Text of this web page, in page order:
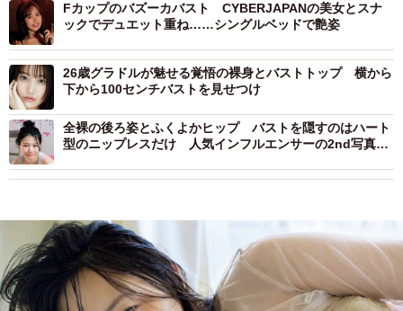
Fカップのバズーカバスト CYBERJAPANの美女とスナ
ックでデュエット重ね……シングルベッドで艶姿
26歳グラドルが魅せる覚悟の裸身とバストトップ 横から
下から100センチバストを見せつけ
全裸の後ろ姿とふくよかヒップ バストを隠すのはハート
型のニップレスだけ 人気インフルエンサーの2nd写真集